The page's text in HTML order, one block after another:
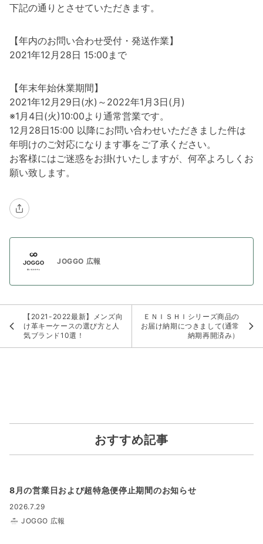
下記の通りとさせていただきます。
【年内のお問い合わせ受付・発送作業】
2021年12月28日 15:00まで
【年末年始休業期間】
2021年12月29日(水)～2022年1月3日(月)
※1月4日(火)10:00より通常営業です。
12月28日15:00 以降にお問い合わせいただきました件は
年明けのご対応になります事をご了承ください。
お客様にはご迷惑をお掛けいたしますが、何卒よろしくお
願い致します。
JOGGO 広報
【2021-2022最新】メンズ向
け革キーケースの選び方と人
気ブランド10選！
ＥＮＩＳＨＩシリーズ商品の
お届け納期につきまして(通常
納期再開済み）
おすすめ記事
8月の営業日および超特急便停止期間のお知らせ
2026.7.29
JOGGO 広報